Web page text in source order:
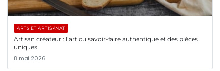
ARTS ET ARTISANAT
Artisan créateur : l’art du savoir-faire authentique et des pièces
uniques
8 mai 2026